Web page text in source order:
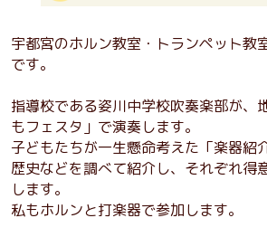
宇都宮のホルン教室・トランペット
です。
指導校である姿川中学校吹奏楽部が、
もフェスタ」で演奏します。
子どもたちが一生懸命考えた「楽器紹
歴史などを調べて紹介し、それぞれ得
します。
私もホルンと打楽器で参加します。